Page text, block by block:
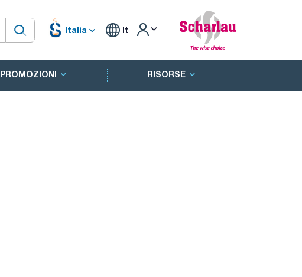
Italia It
PROMOZIONI RISORSE